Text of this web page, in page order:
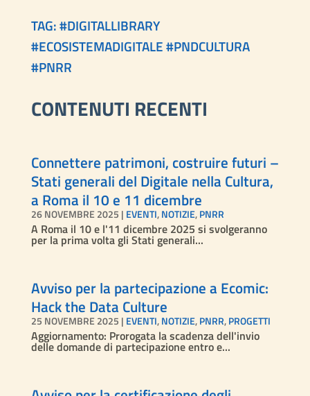
TAG: #DIGITALLIBRARY
#ECOSISTEMADIGITALE#PNDCULTURA
#PNRR
CONTENUTI RECENTI
Connettere patrimoni, costruire futuri –
Stati generali del Digitale nella Cultura,
a Roma il 10 e 11 dicembre
26 NOVEMBRE 2025 | EVENTI,NOTIZIE,PNRR
A Roma il 10 e l'11 dicembre 2025 si svolgeranno
per la prima volta gli Stati generali...
Avviso per la partecipazione a Ecomic:
Hack the Data Culture
25 NOVEMBRE 2025 | EVENTI,NOTIZIE,PNRR,PROGETTI
Aggiornamento: Prorogata la scadenza dell'invio
delle domande di partecipazione entro e...